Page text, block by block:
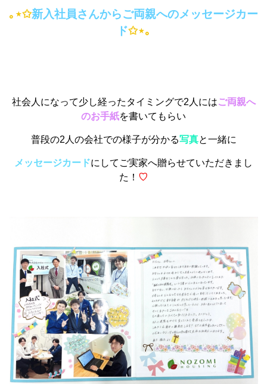
｡ ⋆✩新入社員さんからご両親へのメッセージカー
ド✩⋆｡
社会人になって少し経ったタイミングで2人にはご両親へ
のお手紙を書いてもらい
普段の2人の会社での様子が分かる写真と一緒に
メッセージカードにしてご実家へ贈らせていただきまし
た！ ♡